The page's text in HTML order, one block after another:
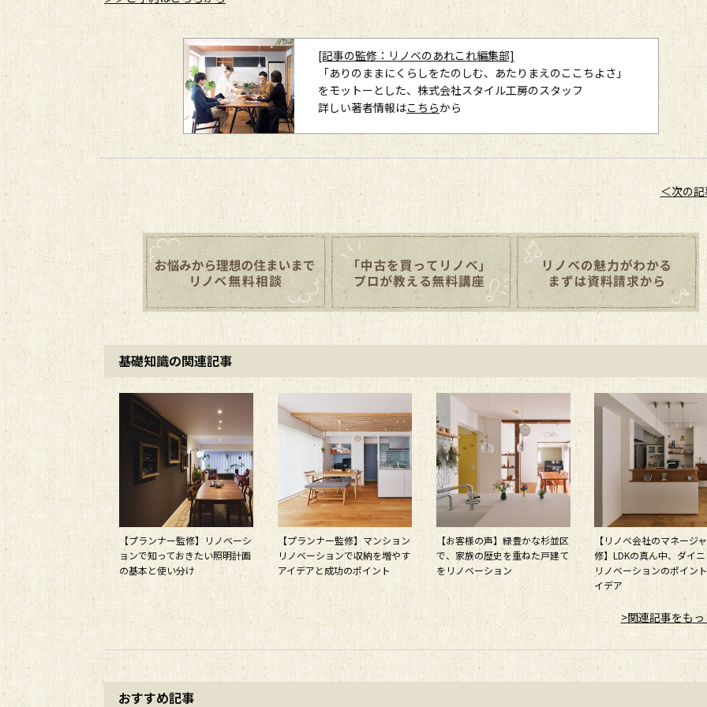
[記事の監修：リノベのあれこれ編集部]
「ありのままにくらしをたのしむ、あたりまえのここちよさ」
をモットーとした、株式会社スタイル工房のスタッフ
詳しい著者情報はこちらから
＜次の
基礎知識の関連記事
【プランナー監修】リノベーシ
ョンで知っておきたい照明計画
の基本と使い分け
【プランナー監修】マンション
リノベーションで収納を増やす
アイデアと成功のポイント
【お客様の声】緑豊かな杉並区
で、家族の歴史を重ねた戸建て
をリノベーション
【リノベ会社のマネージ
修】LDKの真ん中、ダイ
リノベーションのポイン
イデア
>関連記事をも
おすすめ記事